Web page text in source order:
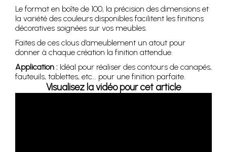
Le format en boîte de 100, la précision des dimensions et
la variété des couleurs disponibles facilitent les finitions
décoratives soignées sur vos meubles.
Faites de ces clous d’ameublement un atout pour
donner à chaque création la finition attendue.
Application : Idéal pour réaliser des contours de canapés,
fauteuils, tablettes, etc… pour une finition parfaite.
Visualisez la vidéo pour cet article